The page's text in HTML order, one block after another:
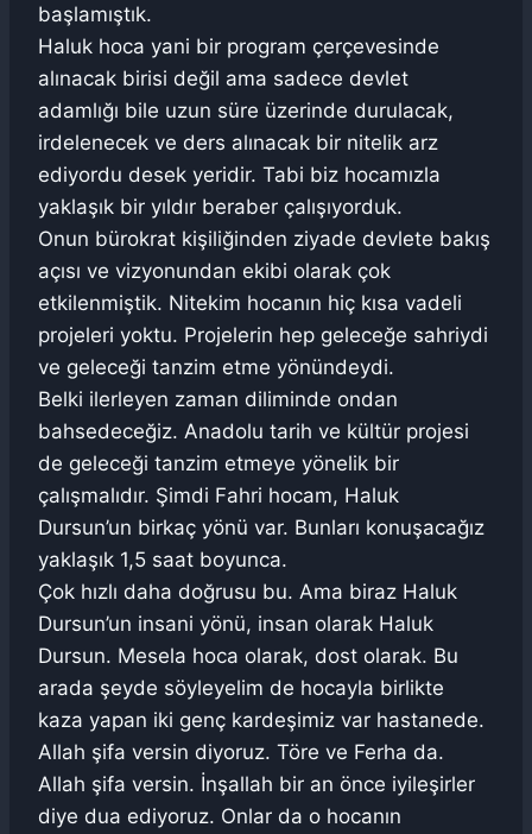
başlamıştık.
Haluk hoca yani bir program çerçevesinde
alınacak birisi değil ama sadece devlet
adamlığı bile uzun süre üzerinde durulacak,
irdelenecek ve ders alınacak bir nitelik arz
ediyordu desek yeridir. Tabi biz hocamızla
yaklaşık bir yıldır beraber çalışıyorduk.
Onun bürokrat kişiliğinden ziyade devlete bakış
açısı ve vizyonundan ekibi olarak çok
etkilenmiştik. Nitekim hocanın hiç kısa vadeli
projeleri yoktu. Projelerin hep geleceğe sahriydi
ve geleceği tanzim etme yönündeydi.
Belki ilerleyen zaman diliminde ondan
bahsedeceğiz. Anadolu tarih ve kültür projesi
de geleceği tanzim etmeye yönelik bir
çalışmalıdır. Şimdi Fahri hocam, Haluk
Dursun’un birkaç yönü var. Bunları konuşacağız
yaklaşık 1,5 saat boyunca.
Çok hızlı daha doğrusu bu. Ama biraz Haluk
Dursun’un insani yönü, insan olarak Haluk
Dursun. Mesela hoca olarak, dost olarak. Bu
arada şeyde söyleyelim de hocayla birlikte
kaza yapan iki genç kardeşimiz var hastanede.
Allah şifa versin diyoruz. Töre ve Ferha da.
Allah şifa versin. İnşallah bir an önce iyileşirler
diye dua ediyoruz. Onlar da o hocanın